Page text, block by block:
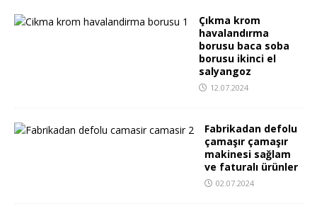
Çıkma krom
havalandırma
borusu baca soba
borusu ikinci el
salyangoz
12.07.2024
Fabrikadan defolu
çamaşır çamaşır
makinesi sağlam
ve faturalı ürünler
02.07.2024